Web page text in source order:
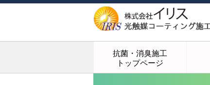
抗菌・消臭施工
トップページ